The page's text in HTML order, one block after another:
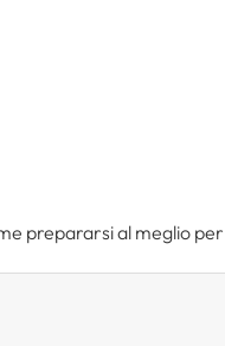
prepararsi al meglio per